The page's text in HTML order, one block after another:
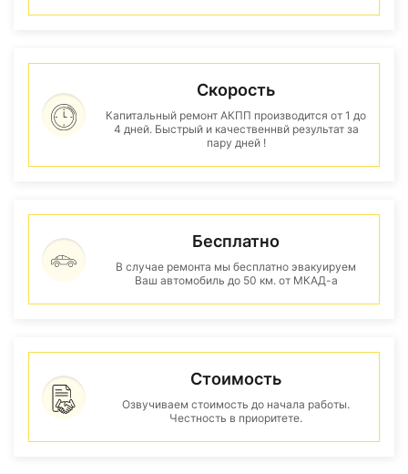
Скорость
Капитальный ремонт АКПП производится от 1 до
4 дней. Быстрый и качественнвй результат за
пару дней !
Бесплатно
В случае ремонта мы бесплатно эвакуируем
Ваш автомобиль до 50 км. от МКАД-а
Стоимость
Озвучиваем стоимость до начала работы.
Честность в приоритете.